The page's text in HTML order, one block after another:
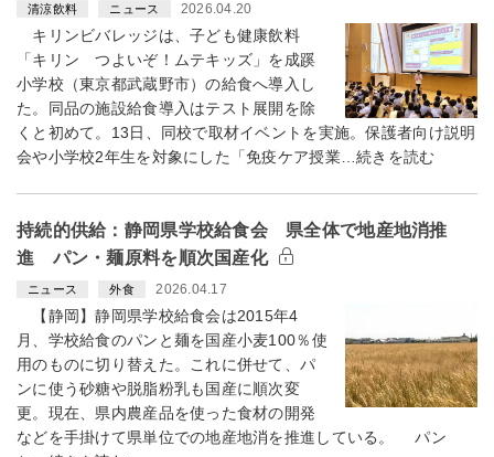
清涼飲料 ニュース 2026.04.20
キリンビバレッジは、子ども健康飲料
「キリン つよいぞ！ムテキッズ」を成蹊
小学校（東京都武蔵野市）の給食へ導入し
た。同品の施設給食導入はテスト展開を除
くと初めて。13日、同校で取材イベントを実施。保護者向け説明
会や小学校2年生を対象にした「免疫ケア授業…続きを読む
持続的供給：静岡県学校給食会 県全体で地産地消推
進 パン・麺原料を順次国産化
ニュース 外食 2026.04.17
【静岡】静岡県学校給食会は2015年4
月、学校給食のパンと麺を国産小麦100％使
用のものに切り替えた。これに併せて、パ
ンに使う砂糖や脱脂粉乳も国産に順次変
更。現在、県内農産品を使った食材の開発
などを手掛けて県単位での地産地消を推進している。 パン